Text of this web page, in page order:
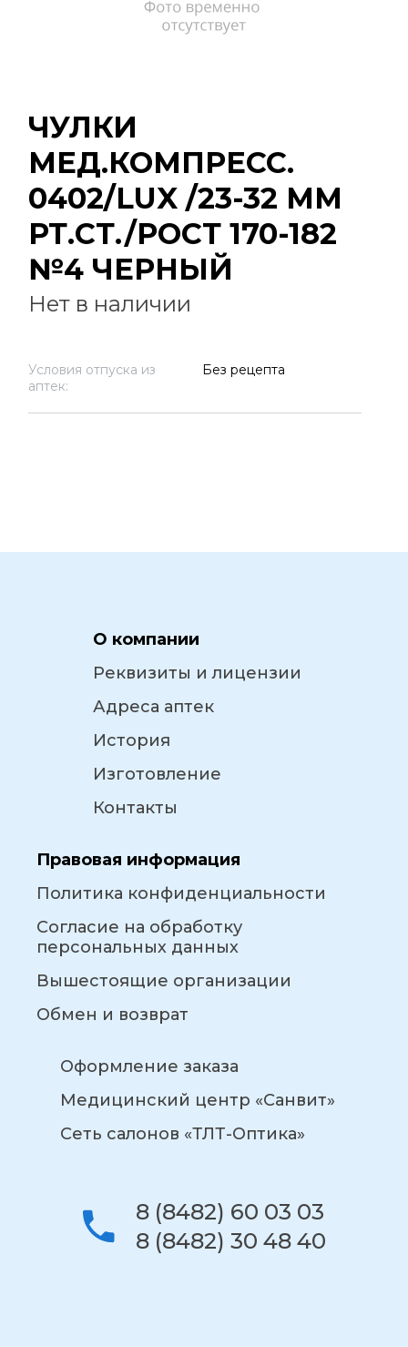
ЧУЛКИ
МЕД.КОМПРЕСС.
0402/LUX /23-32 ММ
РТ.СТ./РОСТ 170-182
№4 ЧЕРНЫЙ
Нет в наличии
Условия отпуска из
аптек:
Без рецепта
О компании
Реквизиты и лицензии
Адреса аптек
История
Изготовление
Контакты
Правовая информация
Политика конфиденциальности
Согласие на обработку
персональных данных
Вышестоящие организации
Обмен и возврат
Оформление заказа
Медицинский центр «Санвит»
Сеть салонов «ТЛТ-Оптика»
8 (8482) 60 03 03
8 (8482) 30 48 40